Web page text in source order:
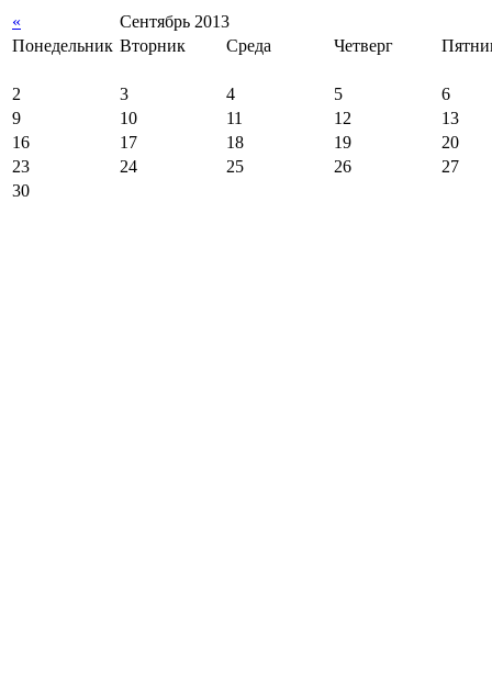
«
Сентябрь 2013
Понедельник Вторник Среда Четверг
2 3 4 5
6
9
10 11 12
13
16
17 18 19
20
23
24 25 26
27
30